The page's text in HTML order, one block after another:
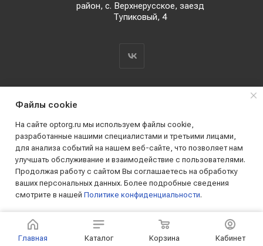
район, с. Верхнерусское, заезд
Тупиковый, 4
2019 - 2026 © АО КПК "Ставропольстройопторг"
Все права защищены
Файлы cookie
На сайте optorg.ru мы используем файлы cookie,
разработанные нашими специалистами и третьими лицами,
для анализа событий на нашем веб-сайте, что позволяет нам
улучшать обслуживание и взаимодействие с пользователями.
Продолжая работу с сайтом Вы соглашаетесь на обработку
ваших персональных данных. Более подробные сведения
смотрите в нашей Политике конфиденциальности.
ПРИНИМАЮ
Главная Каталог Корзина Кабинет